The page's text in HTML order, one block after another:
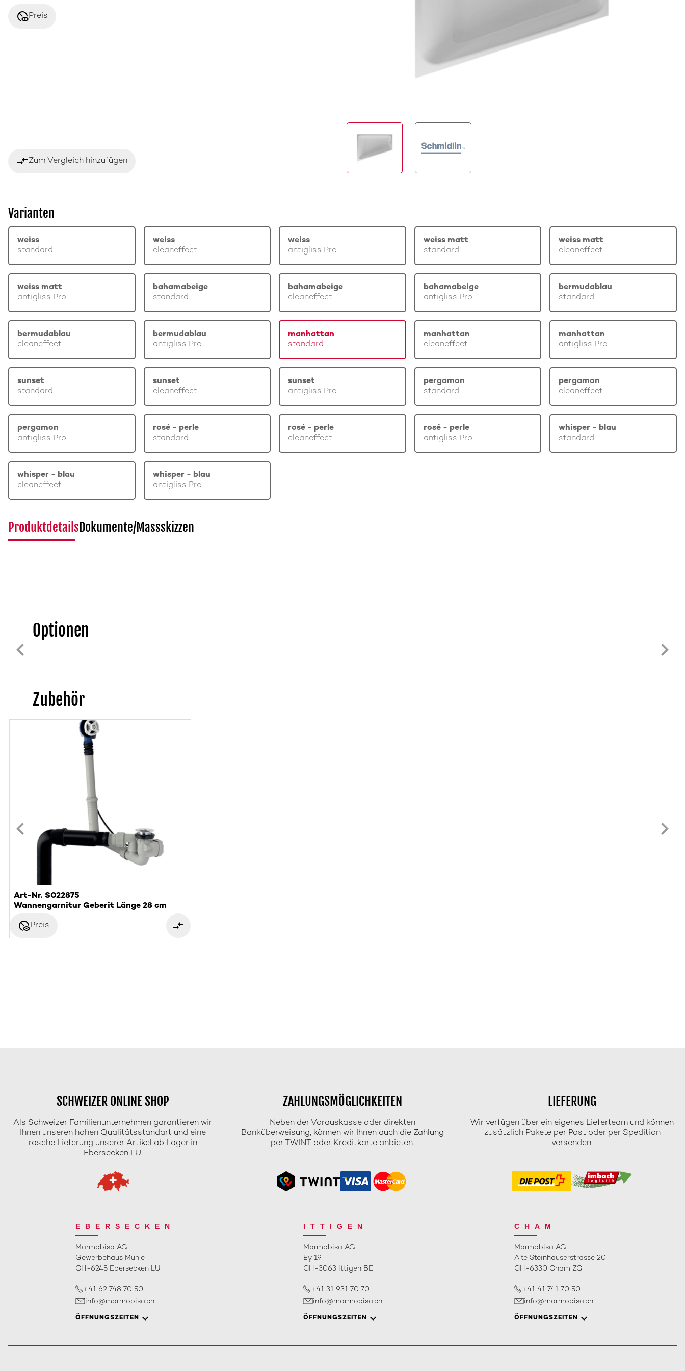
disabled_visiblePreis
compare_arrowsZum Vergleich hinzufügen
Varianten
weiss
standard
weiss
cleaneffect
weiss
antigliss Pro
weiss matt
standard
weiss matt
cleaneffect
weiss matt
antigliss Pro
bahamabeige
standard
bahamabeige
cleaneffect
bahamabeige
antigliss Pro
bermudablau
standard
bermudablau
cleaneffect
bermudablau
antigliss Pro
manhattan
standard
manhattan
cleaneffect
manhattan
antigliss Pro
sunset
standard
sunset
cleaneffect
sunset
antigliss Pro
pergamon
standard
pergamon
cleaneffect
pergamon
antigliss Pro
rosé - perle
standard
rosé - perle
cleaneffect
rosé - perle
antigliss Pro
whisper - blau
standard
whisper - blau
cleaneffect
whisper - blau
antigliss Pro
ProduktdetailsDokumente/Massskizzen
Optionen
Zubehör
Art-Nr. S022875
Wannengarnitur Geberit Länge 28 cm
disabled_visiblePreis
SCHWEIZER ONLINE SHOP
Als Schweizer Familienunternehmen garantieren wir
Ihnen unseren hohen Qualitätsstandart und eine
rasche Lieferung unserer Artikel ab Lager in
Ebersecken LU.
ZAHLUNGSMÖGLICHKEITEN
Neben der Vorauskasse oder direkten
Banküberweisung, können wir Ihnen auch die Zahlung
per TWINT oder Kreditkarte anbieten.
LIEFERUNG
Wir verfügen über ein eigenes Lieferteam und können
zusätzlich Pakete per Post oder per Spedition
versenden.
EBERSECKEN
Marmobisa AG
Gewerbehaus Mühle
CH-6245 Ebersecken LU
+41 62 748 70 50
info@marmobisa.ch
ÖFFNUNGSZEITEN
ITTIGEN
Marmobisa AG
Ey 19
CH-3063 Ittigen BE
+41 31 931 70 70
info@marmobisa.ch
ÖFFNUNGSZEITEN
CHAM
Marmobisa AG
Alte Steinhauserstrasse 20
CH-6330 Cham ZG
+41 41 741 70 50
info@marmobisa.ch
ÖFFNUNGSZEITEN